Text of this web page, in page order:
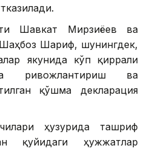
Шавкат Мирзиёев ва
Шариф, шунингдек,
якунида кўп қиррали
ривожлантириш ва
қўшма декларация
ҳузурида ташриф
қуйидаги ҳужжатлар